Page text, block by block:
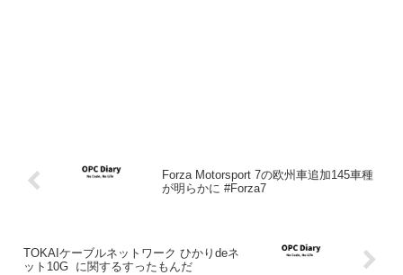
Forza Motorsport 7の欧州車追加145車種
が明らかに #Forza7
TOKAIケーブルネットワーク ひかりdeネ
ット10G に関するすったもんだ